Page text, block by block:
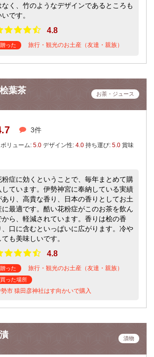
なく、竹のようなデザインであるところも
いです。
4.8
贈った 旅行・観光のお土産（友達・親族）
葉茶 お茶・ジュース
3件
ボリューム: 5.0 デザイン性: 4.0 持ち運び: 5.0 賞味
粉症に効くということで、毎年まとめて購
しています。伊勢神宮に奉納している実績
あり、高貴な香り、日本の香りとしてお土
に最適です。酷い花粉症がこのお茶を飲ん
から、軽減されています。香りは桧の香
、口に含むといっぱいに広がります。冷や
ても美味しいです。
4.8
贈った 旅行・観光のお土産（友達・親族）
買った場所
市 猿田彦神社はす向かいで購入
漬物